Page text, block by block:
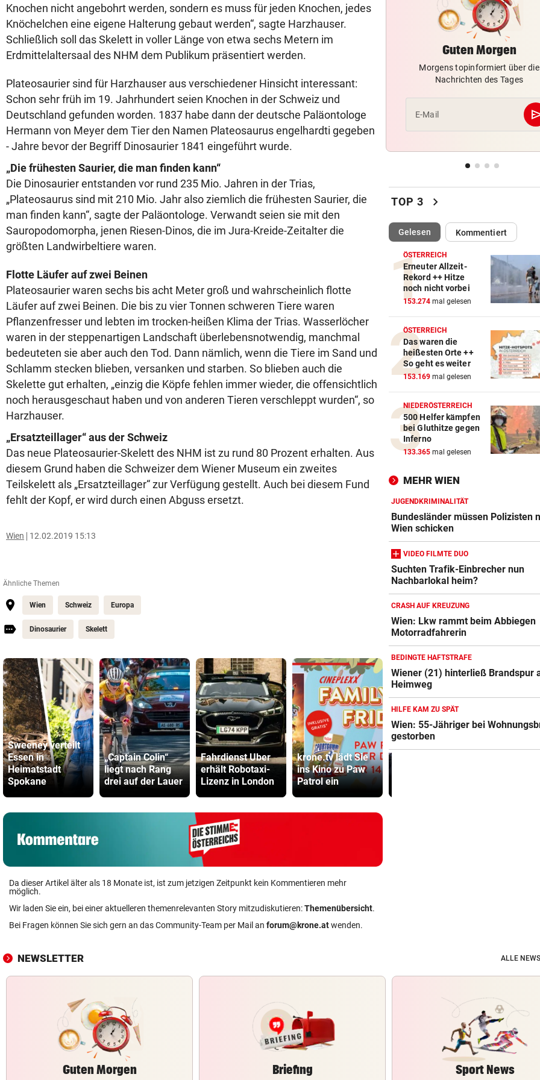
Knochen nicht angebohrt werden, sondern es muss für jeden Knochen, jedes
Knöchelchen eine eigene Halterung gebaut werden“, sagte Harzhauser.
Schließlich soll das Skelett in voller Länge von etwa sechs Metern im
Erdmittelaltersaal des NHM dem Publikum präsentiert werden.
Plateosaurier sind für Harzhauser aus verschiedener Hinsicht interessant:
Schon sehr früh im 19. Jahrhundert seien Knochen in der Schweiz und
Deutschland gefunden worden. 1837 habe dann der deutsche Paläontologe
Hermann von Meyer dem Tier den Namen Plateosaurus engelhardti gegeben
- Jahre bevor der Begriff Dinosaurier 1841 eingeführt wurde.
„Die frühesten Saurier, die man finden kann“
Die Dinosaurier entstanden vor rund 235 Mio. Jahren in der Trias,
„Plateosaurus sind mit 210 Mio. Jahr also ziemlich die frühesten Saurier, die
man finden kann“, sagte der Paläontologe. Verwandt seien sie mit den
Sauropodomorpha, jenen Riesen-Dinos, die im Jura-Kreide-Zeitalter die
größten Landwirbeltiere waren.
Flotte Läufer auf zwei Beinen
Plateosaurier waren sechs bis acht Meter groß und wahrscheinlich flotte
Läufer auf zwei Beinen. Die bis zu vier Tonnen schweren Tiere waren
Pflanzenfresser und lebten im trocken-heißen Klima der Trias. Wasserlöcher
waren in der steppenartigen Landschaft überlebensnotwendig, manchmal
bedeuteten sie aber auch den Tod. Dann nämlich, wenn die Tiere im Sand und
Schlamm stecken blieben, versanken und starben. So blieben auch die
Skelette gut erhalten, „einzig die Köpfe fehlen immer wieder, die offensichtlich
noch herausgeschaut haben und von anderen Tieren verschleppt wurden“, so
Harzhauser.
„Ersatzteillager“ aus der Schweiz
Das neue Plateosaurier-Skelett des NHM ist zu rund 80 Prozent erhalten. Aus
diesem Grund haben die Schweizer dem Wiener Museum ein zweites
Teilskelett als „Ersatzteillager“ zur Verfügung gestellt. Auch bei diesem Fund
fehlt der Kopf, er wird durch einen Abguss ersetzt.
Wien 12.02.2019 15:13
Ähnliche Themen
Wien Schweiz Europa
Dinosaurier Skelett
Sweeney verteilt
Essen in
Heimatstadt
Spokane
„Captain Colin“
liegt nach Rang
drei auf der Lauer
Fahrdienst Uber
erhält Robotaxi-
Lizenz in London
krone.tv lädt Sie
ins Kino zu Paw
Patrol ein
Gestohlenes
Da dieser Artikel älter als 18 Monate ist, ist zum jetzigen Zeitpunkt kein Kommentieren mehr
möglich.
Wir laden Sie ein, bei einer aktuelleren themenrelevanten Story mitzudiskutieren:Themenübersicht.
Bei Fragen können Sie sich gern an das Community-Team per Mail an forum@krone.atwenden.
ausgebrochen
NACHFRAGE STEIGT
Bank of America zahlt 250
Abnehmspritzen
Wohnungsbrand gestorben
Jamie Olivers älteste
Guten Morgen
Morgens topinformiert über die
Nachrichten des Tages
E-Mail
TOP 3 chevron_right
Gelesen(ausgewählt)Kommentiert
ÖSTERREICH
Erneuter Allzeit-
Rekord ++ Hitze
noch nicht vorbei
153.274 mal gelesen
ÖSTERREICH
Das waren die
heißesten Orte ++
So geht es weiter
153.169 mal gelesen
NIEDERÖSTERREICH
500 Helfer kämpfen
bei Gluthitze gegen
Inferno
133.365 mal gelesen
MEHR WIEN
JUGENDKRIMINALITÄT
Bundesländer müssen Polizisten
Wien schicken
VIDEO FILMTE DUO
Suchten Trafik-Einbrecher nun
Nachbarlokal heim?
CRASH AUF KREUZUNG
Wien: Lkw rammt beim Abbiegen
Motorradfahrerin
BEDINGTE HAFTSTRAFE
Wiener (21) hinterließ Brandspur
Heimweg
HILFE KAM ZU SPÄT
Wien: 55-Jähriger bei
gestorben
NEWSLETTER ALLE
Guten Morgen Briefing Sport News